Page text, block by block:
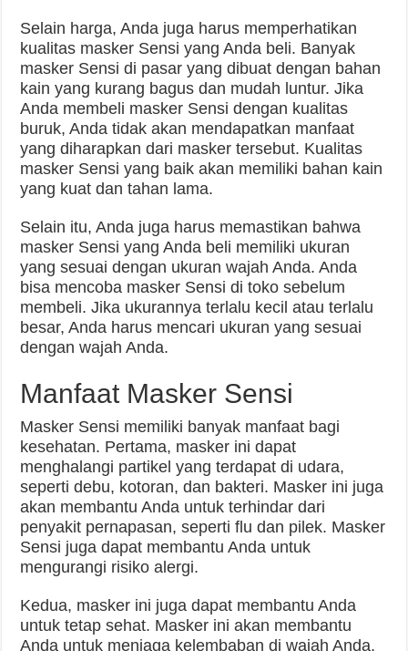
Selain harga, Anda juga harus memperhatikan
kualitas masker Sensi yang Anda beli. Banyak
masker Sensi di pasar yang dibuat dengan bahan
kain yang kurang bagus dan mudah luntur. Jika
Anda membeli masker Sensi dengan kualitas
buruk, Anda tidak akan mendapatkan manfaat
yang diharapkan dari masker tersebut. Kualitas
masker Sensi yang baik akan memiliki bahan kain
yang kuat dan tahan lama.
Selain itu, Anda juga harus memastikan bahwa
masker Sensi yang Anda beli memiliki ukuran
yang sesuai dengan ukuran wajah Anda. Anda
bisa mencoba masker Sensi di toko sebelum
membeli. Jika ukurannya terlalu kecil atau terlalu
besar, Anda harus mencari ukuran yang sesuai
dengan wajah Anda.
Manfaat Masker Sensi
Masker Sensi memiliki banyak manfaat bagi
kesehatan. Pertama, masker ini dapat
menghalangi partikel yang terdapat di udara,
seperti debu, kotoran, dan bakteri. Masker ini juga
akan membantu Anda untuk terhindar dari
penyakit pernapasan, seperti flu dan pilek. Masker
Sensi juga dapat membantu Anda untuk
mengurangi risiko alergi.
Kedua, masker ini juga dapat membantu Anda
untuk tetap sehat. Masker ini akan membantu
Anda untuk menjaga kelembaban di wajah Anda,